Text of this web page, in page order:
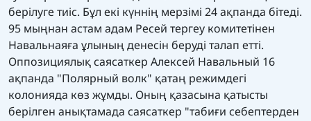
берілуге тиіс. Бұл екі күннің мерзімі 24 ақпанда бітеді.
95 мыңнан астам адам Ресей тергеу комитетінен
Навальнаяға ұлының денесін беруді талап етті.
Оппозициялық саясаткер Алексей Навальный 16
ақпанда "Полярный волк" қатаң режимдегі
колонияда көз жұмды. Оның қазасына қатысты
берілген анықтамада саясаткер "табиғи себептерден